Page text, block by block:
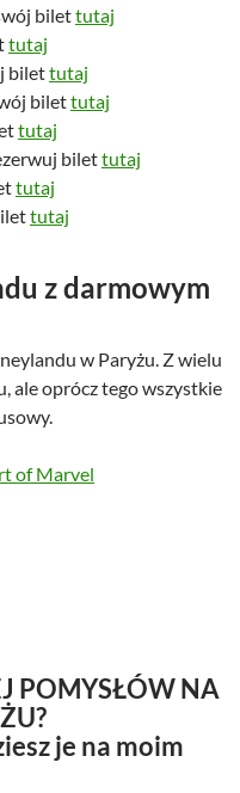
bilettutaj
tutaj
bilettutaj
bilettutaj
tutaj
bilettutaj
tutaj
tutaj
z darmowym
w Paryżu. Z wielu
ale oprócz tego wszystkie
of Marvel
POMYSŁÓW NA
je na moim